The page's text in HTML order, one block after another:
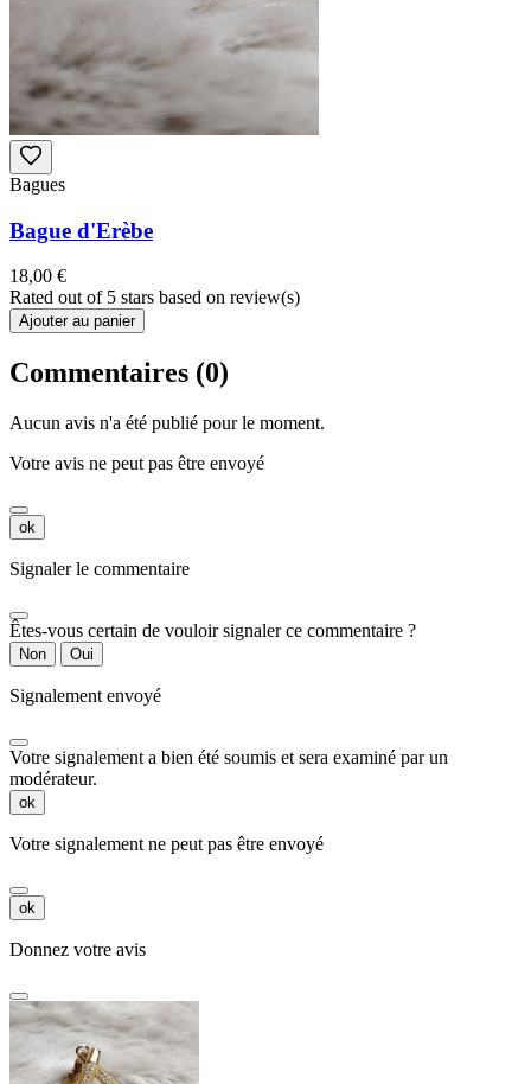
Bagues
Bague d'Erèbe
18,00 €
Rated out of 5 stars based on review(s)
Ajouter au panier
Commentaires (0)
Aucun avis n'a été publié pour le moment.
Votre avis ne peut pas être envoyé
ok
Signaler le commentaire
Êtes-vous certain de vouloir signaler ce commentaire ?
Non Oui
Signalement envoyé
Votre signalement a bien été soumis et sera examiné par un
modérateur.
ok
Votre signalement ne peut pas être envoyé
ok
Donnez votre avis